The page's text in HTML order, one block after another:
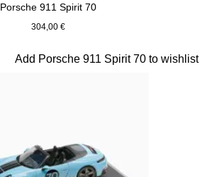
Porsche 911 Spirit 70
304,00 €
Add Porsche 911 Spirit 70 to wishlist